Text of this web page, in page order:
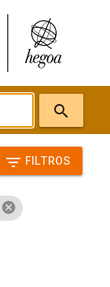
search
filter_list FILTROS
cancel